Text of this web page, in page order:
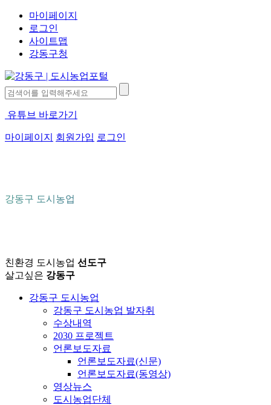
마이페이지
로그인
사이트맵
강동구청
유튜브 바로가기
마이페이지 회원가입 로그인
강동구 도시농업
친환경 도시농업 선도구
살고싶은 강동구
강동구 도시농업
강동구 도시농업 발자취
수상내역
2030 프로젝트
언론보도자료
언론보도자료(신문)
언론보도자료(동영상)
영상뉴스
도시농업단체